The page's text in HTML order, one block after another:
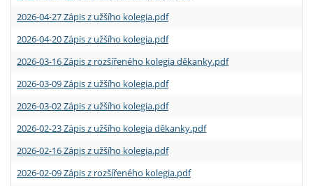
2026-04-27 Zápis z užšího kolegia.pdf
2026-04-20 Zápis z užšího kolegia.pdf
2026-03-16 Zápis z rozšířeného kolegia děkanky.pdf
2026-03-09 Zápis z užšího kolegia.pdf
2026-03-02 Zápis z užšího kolegia.pdf
2026-02-23 Zápis z užšího kolegia děkanky.pdf
2026-02-16 Zápis z užšího kolegia.pdf
2026-02-09 Zápis z rozšířeného kolegia.pdf